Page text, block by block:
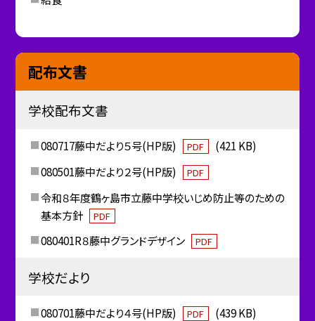
配布文書
学校配布文書
080717藤中だより５号(HP版) PDF
(421 KB)
080501藤中だより２号(HP版)
PDF
令和８年度鶴ヶ島市立藤中学校いじめ防止等のための
基本方針
PDF
080401R８藤中グランドデザイン PDF
学校だより
080701藤中だより４号(HP版) PDF
(439 KB)